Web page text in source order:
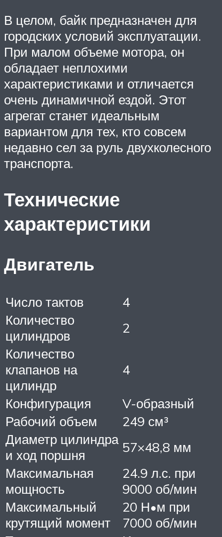
В целом, байк предназначен для
городских условий эксплуатации.
При малом объеме мотора, он
обладает неплохими
характеристиками и отличается
очень динамичной ездой. Этот
агрегат станет идеальным
вариантом для тех, кто совсем
недавно сел за руль двухколесного
транспорта.
Технические
характеристики
Двигатель
Число тактов
4
Количество
цилиндров
2
Количество
клапанов на
цилиндр
4
Конфигурация
V-образный
Рабочий объем
249 см³
Диаметр цилиндра
и ход поршня
57×48,8 мм
Максимальная
мощность
24.9 л.с. при
9000 об/мин
Максимальный
крутящий момент
20 Н•м при
7000 об/мин